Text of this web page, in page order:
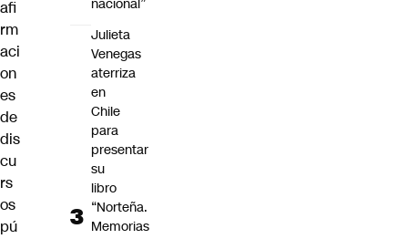
afi
rm
aci
on
es
de
dis
cu
rs
os
pú
nacional”
Julieta
Venegas
aterriza
en
Chile
para
presentar
su
libro
“Norteña.
Memorias